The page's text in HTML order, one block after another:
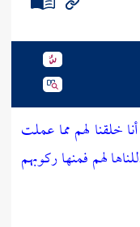
خلقنا لهم مما عملت
لهم فمنها ركوبهم